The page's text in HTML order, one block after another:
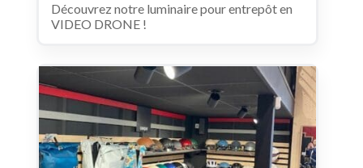
Découvrez notre luminaire pour entrepôt en
VIDEO DRONE !